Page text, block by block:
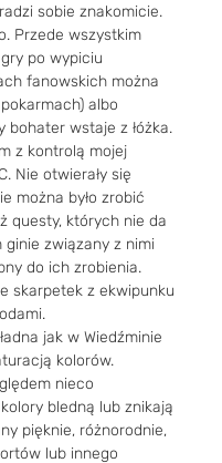
sobie znakomicie.
Przede wszystkim
po wypiciu
fanowskich można
albo
bohater wstaje z łóżka.
z kontrolą mojej
Nie otwierały się
można było zrobić
questy, których nie da
ginie związany z nimi
do ich zrobienia.
skarpetek z ekwipunku
jak w Wiedźminie
kolorów.
nieco
bledną lub znikają
pięknie, różnorodnie,
lub innego